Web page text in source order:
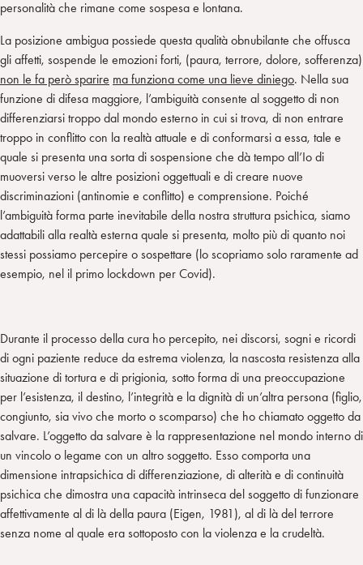
personalità che rimane come sospesa e lontana.
La posizione ambigua possiede questa qualità obnubilante che offusca
gli affetti, sospende le emozioni forti, (paura, terrore, dolore, sofferenza)
non le fa però sparire ma funziona come una lieve diniego. Nella sua
funzione di difesa maggiore, l’ambiguità consente al soggetto di non
differenziarsi troppo dal mondo esterno in cui si trova, di non entrare
troppo in conflitto con la realtà attuale e di conformarsi a essa, tale e
quale si presenta una sorta di sospensione che dà tempo all’Io di
muoversi verso le altre posizioni oggettuali e di creare nuove
discriminazioni (antinomie e conflitto) e comprensione. Poiché
l’ambiguità forma parte inevitabile della nostra struttura psichica, siamo
adattabili alla realtà esterna quale si presenta, molto più di quanto noi
stessi possiamo percepire o sospettare (lo scopriamo solo raramente ad
esempio, nel il primo lockdown per Covid).
Durante il processo della cura ho percepito, nei discorsi, sogni e ricordi
di ogni paziente reduce da estrema violenza, la nascosta resistenza alla
situazione di tortura e di prigionia, sotto forma di una preoccupazione
per l’esistenza, il destino, l’integrità e la dignità di un’altra persona (figlio,
congiunto, sia vivo che morto o scomparso) che ho chiamato oggetto da
salvare. L’oggetto da salvare è la rappresentazione nel mondo interno di
un vincolo o legame con un altro soggetto. Esso comporta una
dimensione intrapsichica di differenziazione, di alterità e di continuità
psichica che dimostra una capacità intrinseca del soggetto di funzionare
affettivamente al di là della paura (Eigen, 1981), al di là del terrore
senza nome al quale era sottoposto con la violenza e la crudeltà.